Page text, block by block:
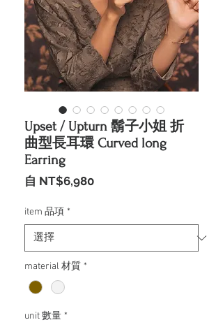
Upset / Upturn 鬍子小姐 折
曲型長耳環 Curved long
Earring
自 NT$6,980促
格
item 品項 *
material 材質 *
unit 數量 *